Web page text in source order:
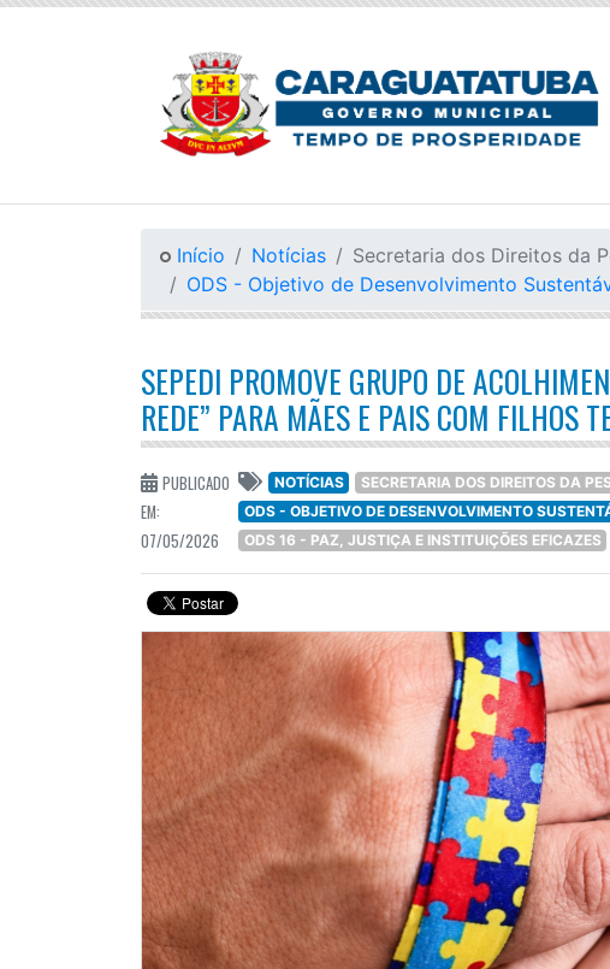
Início Notícias
Secretaria dos Direitos da
ODS - Objetivo de Desenvolvimento
SEPEDI PROMOVE GRUPO DE
REDE” PARA MÃES E PAIS COM FILHOS
PUBLICADO
EM:
07/05/2026
NOTÍCIAS
SECRETARIA DOS DIREITOS DA
ODS - OBJETIVO DE DESENVOLVIMENTO
ODS 16 - PAZ, JUSTIÇA E INSTITUIÇÕES EFICAZES